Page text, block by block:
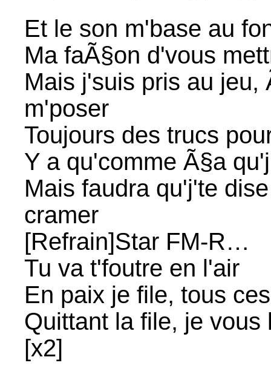
Et le son m'base au
Ma faÃ§on d'vous
Mais j'suis pris au jeu,
m'poser
Toujours des trucs
Y a qu'comme Ã§a
Mais faudra qu'j'te
cramer
[Refrain]Star FM-R…
Tu va t'foutre en l'air
En paix je file, tous
Quittant la file, je
[x2]